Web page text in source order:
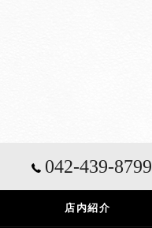
042-439-8799
店内紹介